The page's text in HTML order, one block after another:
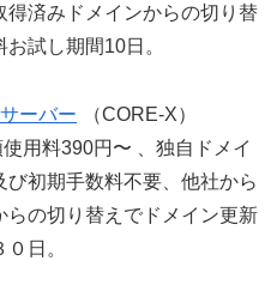
済みドメインからの切り替
試し期間10日。
ーバー
（CORE-X）
用料390円〜 、独自ドメイ
初期手数料不要、他社から
の切り替えでドメイン更新
日。